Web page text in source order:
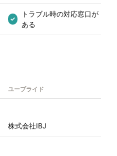
✓
トラブル時の対応窓口が
ある
ユーブライド
株式会社IBJ